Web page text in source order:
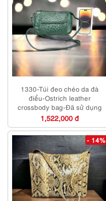
1330-Túi đeo chéo da đà
điểu-Ostrich leather
crossbody bag-Đã sử dụng
1,522,000 đ
- 14%